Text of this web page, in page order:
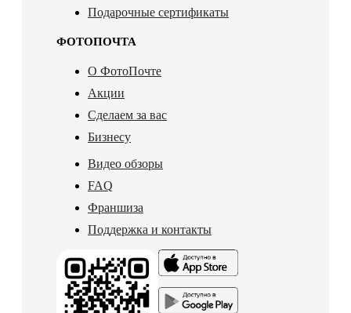
Подарочные сертификаты
ФОТОПОЧТА
О ФотоПочте
Акции
Сделаем за вас
Бизнесу
Видео обзоры
FAQ
Франшиза
Поддержка и контакты